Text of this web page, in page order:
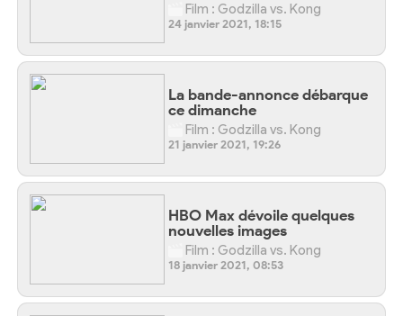
Film : Godzilla vs. Kong
24 janvier 2021, 18:15
La bande-annonce débarque
ce dimanche
Film : Godzilla vs. Kong
21 janvier 2021, 19:26
HBO Max dévoile quelques
nouvelles images
Film : Godzilla vs. Kong
18 janvier 2021, 08:53